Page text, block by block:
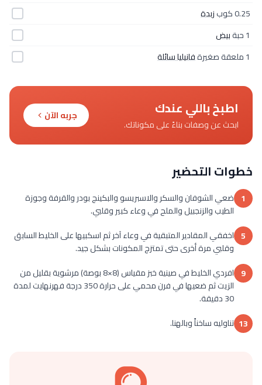
0.25 كوب
زبدة
1 حبة
بيض
1 ملعقة صغيرة
فانيليا سائلة
اطبخ باللي عندك
ابحث عن وصفات بناءً على مكوناتك.
جربه الآن
خطوات التحضير
1 ضعي الشوفان والسكر والاسبريسو والبكينج بودر والقرفة وجوزة
الطيب والزنجبيل والملح في وعاء كبير وقلبي.
5 اخفقي المقادير المتبقية في وعاء آخر ثم اسكبيها على الخليط السابق
وقلبي مرة أخرى حتى تمتزج المكونات بشكل جيد.
9
افردي الخليط في صينية خبز مقياس (8×8 بوصة) مرشوية بقليل من
الزيت ثم ضعيها في فرن محمي على حرارة 350 درجة فهرنهايت لمدة
30 دقيقة.
13 تناوليه ساخناً وبالهنا.